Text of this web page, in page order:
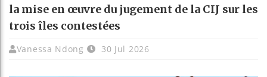
la mise en œuvre du jugement de la CIJ sur les
trois îles contestées
Vanessa Ndong 30 Jul 2026